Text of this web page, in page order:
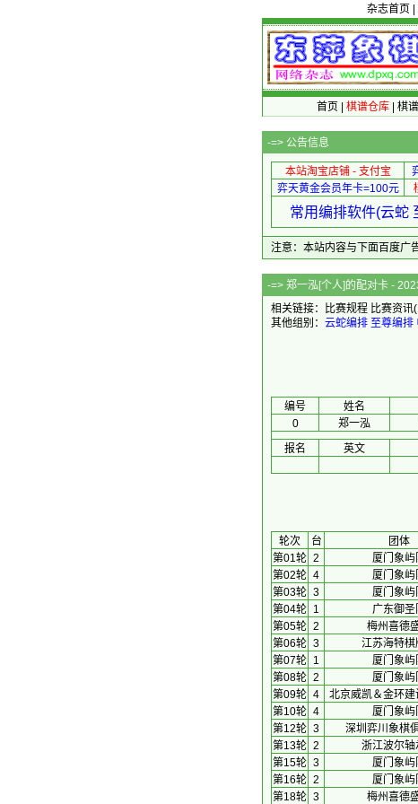
杂志首页
首页 棋谱仓库| 棋
-=> 公告信息
本站淘宝店铺 - 支付宝
弈天黄金会员年卡=100元
常用编排软件(云蛇
注意：本站内容与下面百度广
-=> 郑一泓[个人]的
相关链接：
比赛规程 比赛资讯
其他组别： 云蛇编排 至尊编排
编号 姓名
0
郑一泓
报名
英文
轮次 台 团体
第01轮 2 厦门象屿
第02轮 4 厦门象屿
第03轮 3 厦门象屿
第04轮 1 广东御圣
第05轮 2 梅州喜德
第06轮 3 江苏海特棋
第07轮 1 厦门象屿
第08轮 2 厦门象屿
第09轮 4 北京威凯＆金环
第10轮 4 厦门象屿
第12轮 3 深圳弈川象棋
第13轮 2 浙江波尔轴
第15轮 3 厦门象屿
第16轮 2 厦门象屿
第18轮 3 梅州喜德